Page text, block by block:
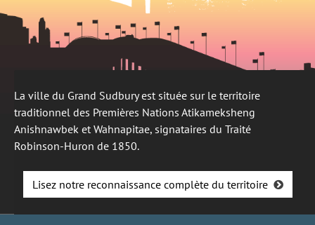
La ville du Grand Sudbury est située sur le territoire
traditionnel des Premières Nations Atikameksheng
Anishnawbek et Wahnapitae, signataires du Traité
Robinson-Huron de 1850.
Lisez notre reconnaissance complète du territoire